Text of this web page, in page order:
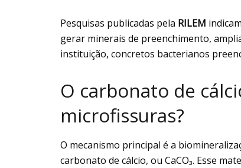
Pesquisas publicadas pela RILEM
gerar minerais de preenchimento,
instituição, concretos bacterianos
O carbonato de
microfissuras?
O mecanismo principal é a
carbonato de cálcio, ou CaCO₃. Esse